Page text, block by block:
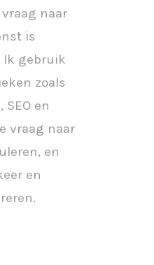
naar
is
Ik gebruik
zoals
en
vraag naar
en
en